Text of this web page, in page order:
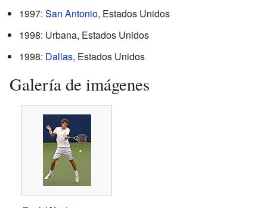
1997: San Antonio, Estados Unidos
1998: Urbana, Estados Unidos
1998: Dallas, Estados Unidos
Galería de imágenes